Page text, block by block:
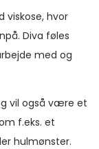
viskose, hvor
Diva føles
med og
vil også være et
f.eks. et
hulmønster.